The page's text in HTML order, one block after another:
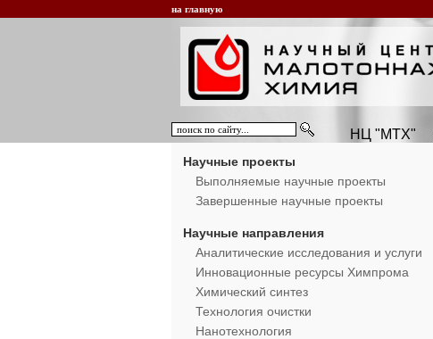
на главную
НЦ "МТХ"
Научные проекты
Выполняемые научные проекты
Завершенные научные проекты
Научные направления
Аналитические исследования и услуги
Инновационные ресурсы Химпрома
Химический синтез
Технология очистки
Нанотехнология